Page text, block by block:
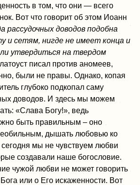
в том, что они — всего
Вот что говорит об этом Иоанн
рассудочных доводов подобна
и сетям, нигде не имеет конца и
утвердиться на твердом
писал против аномеев,
были не правы. Однако, копая
глубоко подкопал саму
доводов. И здесь мы можем
«Слава Богу!», ведь
быть правильным – оно
дышать любовью ко
мы не чувствуем любви
создавали наше богословие.
чужой любви не может говорить
или о Его искаженности. Вот